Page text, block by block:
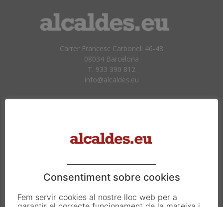
Carrer Francesc Carbonell 46-48
08034 Barcelona
T. 933 390 812
info@alcaldes.eu
Consentiment sobre cookies
Fem servir cookies al nostre lloc web per a